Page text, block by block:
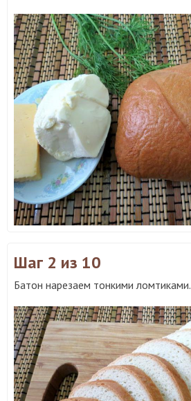
Шаг 2 из 10
Батон нарезаем тонкими ломтиками.